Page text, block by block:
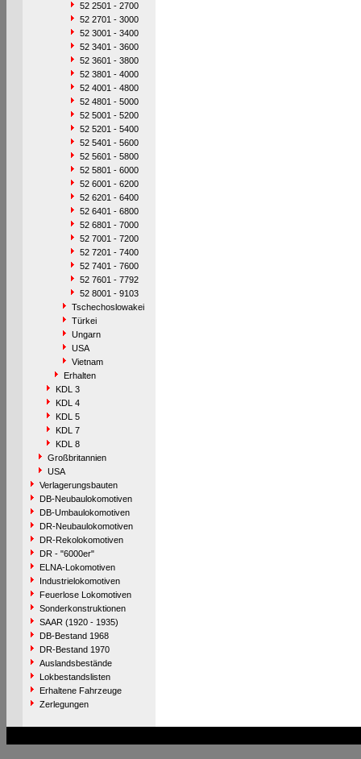
52 2501 - 2700
52 2701 - 3000
52 3001 - 3400
52 3401 - 3600
52 3601 - 3800
52 3801 - 4000
52 4001 - 4800
52 4801 - 5000
52 5001 - 5200
52 5201 - 5400
52 5401 - 5600
52 5601 - 5800
52 5801 - 6000
52 6001 - 6200
52 6201 - 6400
52 6401 - 6800
52 6801 - 7000
52 7001 - 7200
52 7201 - 7400
52 7401 - 7600
52 7601 - 7792
52 8001 - 9103
Tschechoslowakei
Türkei
Ungarn
USA
Vietnam
Erhalten
KDL 3
KDL 4
KDL 5
KDL 7
KDL 8
Großbritannien
USA
Verlagerungsbauten
DB-Neubaulokomotiven
DB-Umbaulokomotiven
DR-Neubaulokomotiven
DR-Rekolokomotiven
DR - "6000er"
ELNA-Lokomotiven
Industrielokomotiven
Feuerlose Lokomotiven
Sonderkonstruktionen
SAAR (1920 - 1935)
DB-Bestand 1968
DR-Bestand 1970
Auslandsbestände
Lokbestandslisten
Erhaltene Fahrzeuge
Zerlegungen